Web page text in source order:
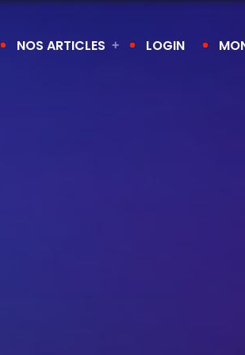
NOS ARTICLES LOGIN